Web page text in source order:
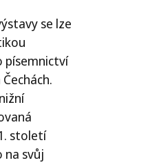
se lze
písemnictví
století
na svůj